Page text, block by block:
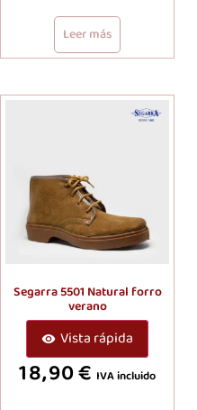
Leer más
Segarra 5501 Natural forro
verano
Vista rápida
18,90€ IVA incluido